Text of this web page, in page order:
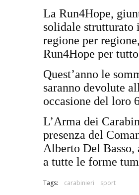
La Run4Hope,
solidale strutturato
regione per
Run4Hope per
Quest’anno le
saranno devolute
occasione del loro
L’Arma dei
presenza del
Alberto Del
a tutte le forme
Tags: carabinieri sport